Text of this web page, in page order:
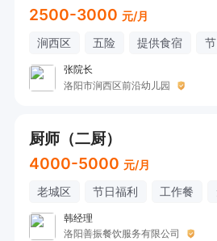
2500-3000 元/月
涧西区 五险 提供食宿
张院长
洛阳市涧西区前沿幼儿园
厨师（二厨）
4000-5000 元/月
老城区 节日福利 工作餐
韩经理
洛阳善振餐饮服务有限公司